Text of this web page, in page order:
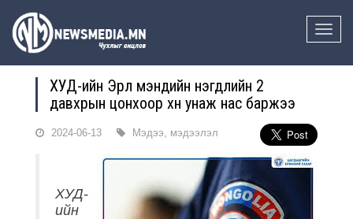
Toggle
ХУД-ийн Эрүүл мэндийн нэгдлийн 2
давхрын цонхоор хүн унаж нас баржээ
2024-06-13 Мэдээ, мэдээлэл
ХУД-
ийн